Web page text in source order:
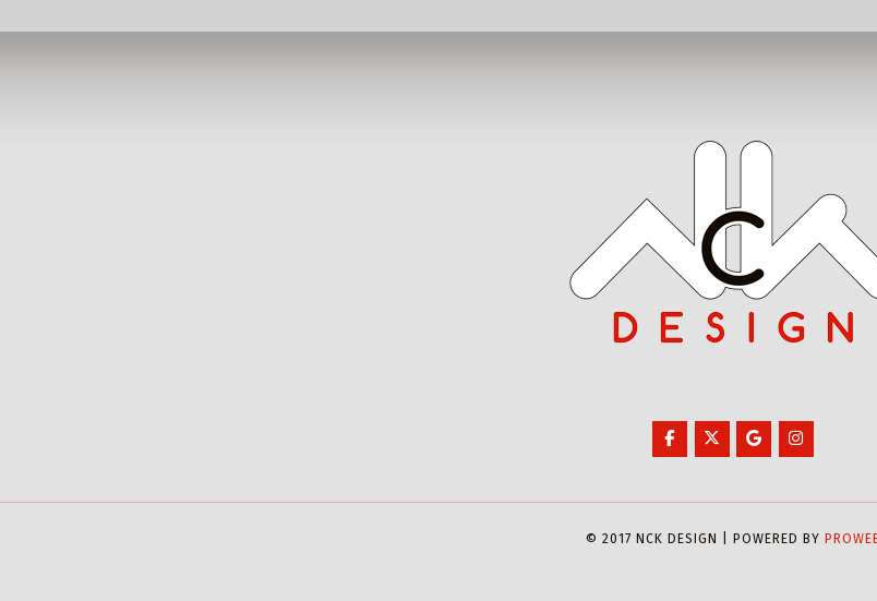
© 2017 NCK DESIGN | POWERED BY